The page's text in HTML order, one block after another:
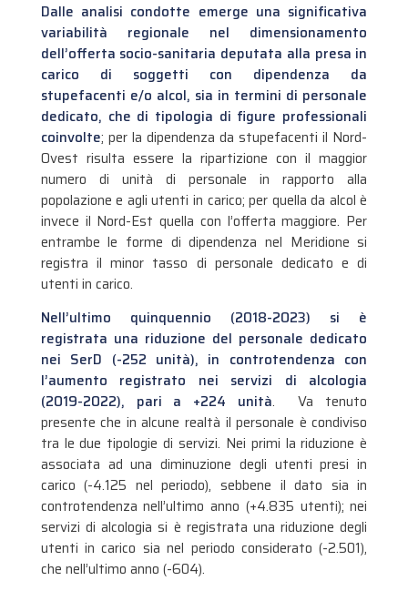
Dalle analisi condotte emerge una significativa
variabilità regionale nel dimensionamento
dell’offerta socio-sanitaria deputata alla presa in
carico di soggetti con dipendenza da
stupefacenti e/o alcol, sia in termini di personale
dedicato, che di tipologia di figure professionali
coinvolte; per la dipendenza da stupefacenti il Nord-
Ovest risulta essere la ripartizione con il maggior
numero di unità di personale in rapporto alla
popolazione e agli utenti in carico; per quella da alcol è
invece il Nord-Est quella con l’offerta maggiore. Per
entrambe le forme di dipendenza nel Meridione si
registra il minor tasso di personale dedicato e di
utenti in carico.
Nell’ultimo quinquennio (2018-2023) si è
registrata una riduzione del personale dedicato
nei SerD (-252 unità), in controtendenza con
l’aumento registrato nei servizi di alcologia
(2019-2022), pari a +224 unità. Va tenuto
presente che in alcune realtà il personale è condiviso
tra le due tipologie di servizi. Nei primi la riduzione è
associata ad una diminuzione degli utenti presi in
carico (-4.125 nel periodo), sebbene il dato sia in
controtendenza nell’ultimo anno (+4.835 utenti); nei
servizi di alcologia si è registrata una riduzione degli
utenti in carico sia nel periodo considerato (-2.501),
che nell’ultimo anno (-604).